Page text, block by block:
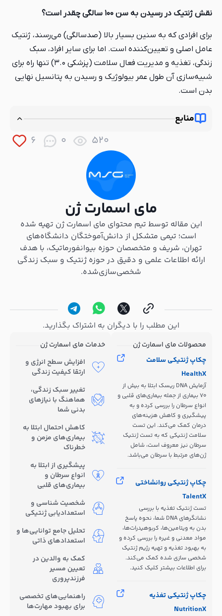
نقش ژنتیک در رسیدن به سن ۱۰۰ سالگی چقدر است؟
برای افرادی که به سنین بسیار بالا (صدسالگی) می‌رسند، ژنتیک
عامل اصلی و تعیین‌کننده است. اما برای سایر افراد، سبک
زندگی، تغذیه و مدیریت فعال سلامت (پزشکی ۳.۰) تنها راه برای
شبیه‌سازی آن طول عمر بیولوژیک و رسیدن به پتانسیل نهایی
بدن است.
منابع
6 0 520
مای اسمارت ژن
این مقاله توسط تیم محتوای مای اسمارت ژن تهیه شده
است؛ تیمی متشکل از دانش‌آموختگان دانشگاه‌های
تهران، شریف و متخصصان حوزه بیوانفورماتیک، با هدف
ارائه اطلاعات علمی و دقیق در حوزه ژنتیک و سبک زندگی
شخصی‌سازی‌شده.
این مطلب را با دیگران به اشتراک بگذارید.
خدمات مای اسمارت ژن
افزایش سطح انرژی و
ارتقا کیفیت زندگی
تغییر سبک زندگی،
هماهنگ با نیازهای
بدنی شما
کاهش احتمال ابتلا به
بیماری‌های مزمن و
خطرناک
پیشگیری از ابتلا به
انواع سرطان و
بیماری‌های قلبی
شخصیت شناسی و
استعدادیابی ژنتیکی
تحلیل جامع توانایی‌ها و
استعدادهای ذاتی
کمک به والدین در
تعیین مسیر
فرزندپروری
راهنمایی‌های تخصصی
برای بهبود مهارت‌ها
محصولات مای اسمارت ژن
چکاپ ژنتیکی سلامت
HealthX
آزمایش DNA ریسک ابتلا به بیش از
70 بیماری از جمله بیماری‌های قلبی و
انواع سرطان را بررسی کرده و به
پیشگیری و کاهش هزینه‌های
درمان کمک می‌کند. این تست
سلامت ژنتیکی که به تست ژنتیک
سرطان نیز معروف است، شامل
ژن‌های مرتبط با سرطان می‌باشد.
چکاپ ژنتیکی روانشاختی
TalentX
تست ژنتیک تغذیه با بررسی
نشانگرهای DNA شما، نحوه پاسخ
بدن به ویتامین‌ها، کربوهیدرات‌ها،
مواد معدنی و غیره را بررسی کرده و
به بهبود تغذیه و تهیه رژیم ژنتیک
شخصی سازی شده کمک می‌کند.
برای اطلاعات بیشتر کلیک کنید.
چکاپ ژنتیکی تغذیه
NutritionX